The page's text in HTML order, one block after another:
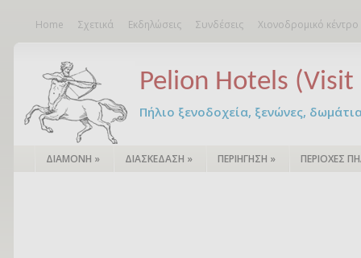
Home Σχετικά Εκδηλώσεις Συνδέσεις Χιονοδρομικό
Pelion Hotels (Visit
Πήλιο ξενοδοχεία, ξενώνες,
ΔΙΑΜΟΝΗ » ΔΙΑΣΚΕΔΑΣΗ » ΠΕΡΙΗΓΗΣΗ » ΠΕΡΙΟΧΕΣ